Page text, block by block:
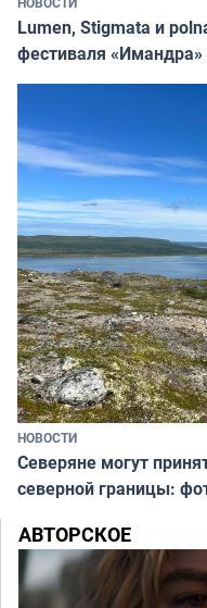
Lumen, Stigmata и
фестиваля «Имандра»
НОВОСТИ
Северяне могут
северной границы:
АВТОРСКОЕ